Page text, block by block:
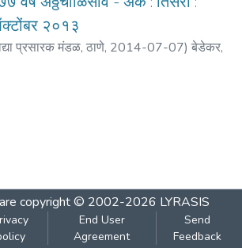
२०१३
प्रसारक मंडळ, ठाणे, 2014-07-07) बेडेकर,
copyright © 2002-2026 LYRASIS
End User
Agreement
Send
Feedback